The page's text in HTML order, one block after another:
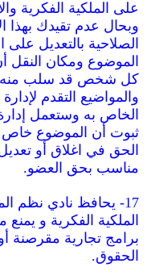
على الملكية الفكرية
وبحال عدم تقيدك بهذا
الصلاحية بالتعديل
الموضوع ومكان
كل شخص قد سلب منه
والمواضيع التقدم
الخاص به وستعمل
ثبوت أن الموضوع خاص
الحق في اغلاق أو
مناسب بحق العضو.
17- يحافظ نادي نظم
الملكية الفكرية و يمنع
برامج تجارية مقرصنة
الحقوق.